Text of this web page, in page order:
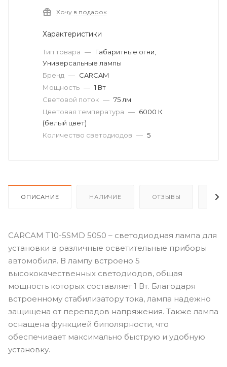
Хочу в подарок
Характеристики
Тип товара — Габаритные огни,
Универсальные лампы
Бренд — CARCAM
Мощность — 1 Вт
Световой поток — 75 лм
Цветовая температура — 6000 К
(белый цвет)
Количество светодиодов — 5
ОПИСАНИЕ НАЛИЧИЕ ОТЗЫВЫ
CARCAM T10-5SMD 5050 – светодиодная лампа для
установки в различные осветительные приборы
автомобиля. В лампу встроено 5
высококачественных светодиодов, общая
мощность которых составляет 1 Вт. Благодаря
встроенному стабилизатору тока, лампа надежно
защищена от перепадов напряжения. Также лампа
оснащена функцией биполярности, что
обеспечивает максимально быструю и удобную
установку.